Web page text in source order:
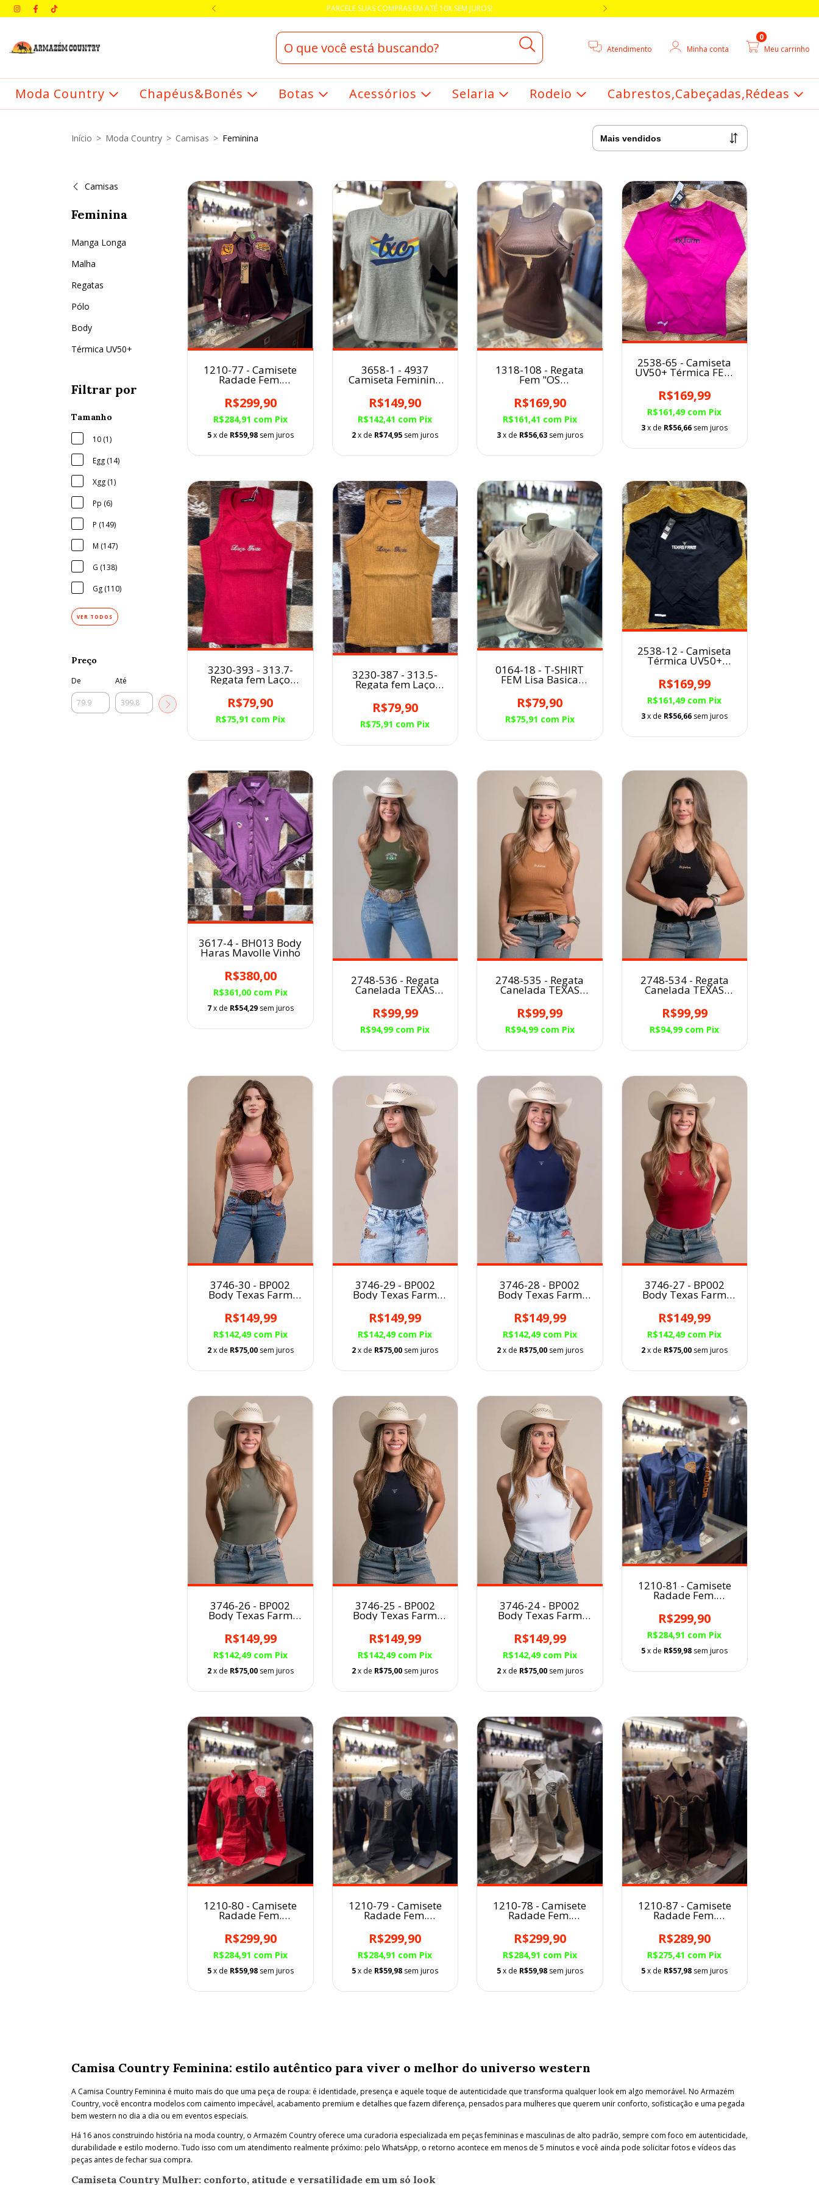
COMPRA: BEMVINDO PARCELE SUAS COMPRAS EM ATÉ 10X SEM JUROS!
Atendimento Minha conta Meu carrinho
0
Moda Country Chapéus&Bonés Botas Acessórios Selaria Rodeio Cabrestos,Cabeçadas,Rédeas
Início > Moda Country > Camisas > Feminina
Camisas
Feminina
Manga Longa
Malha
Regatas
Pólo
Body
Térmica UV50+
Filtrar por
Tamanho
10 (1)
Egg (14)
Xgg (1)
Pp (6)
P (149)
M (147)
G (138)
Gg (110)
VER TODOS
Preço
De Até
1210-77 - Camisete
Radade Fem.
R$299,90
R$284,91 com Pix
5x de R$59,98 sem juros
3658-1 - 4937
Camiseta Feminina
R$149,90
R$142,41 com Pix
2x de R$74,95 sem juros
1318-108 - Regata
Fem "OS
R$169,90
R$161,41 com Pix
3x de R$56,63 sem juros
2538-65 - Camiseta
UV50+ Térmica FEM
PINK/ESCR.PRETA
R$169,99
R$161,49 com Pix
3x de R$56,66 sem juros
3230-393 - 313.7-
Regata fem Laço
Forte canelada
Vermelho
R$79,90
R$75,91 com Pix
3230-387 - 313.5-
Regata fem Laço
Forte canelada
Marron
R$79,90
R$75,91 com Pix
0164-18 - T-SHIRT
FEM Lisa Basica
R$79,90
R$75,91 com Pix
2538-12 - Camiseta
Térmica UV50+
PRETA
R$169,99
R$161,49 com Pix
3x de R$56,66 sem juros
3617-4 - BH013 Body
Haras Mavolle Vinho
R$380,00
R$361,00 com Pix
7x de R$54,29 sem juros
2748-536 - Regata
Canelada TEXAS
R$99,99
R$94,99 com Pix
2748-535 - Regata
Canelada TEXAS
R$99,99
R$94,99 com Pix
2748-534 - Regata
Canelada TEXAS
R$99,99
R$94,99 com Pix
3746-30 - BP002
Body Texas Farm
Poliamida ROSA
NUDE
R$149,99
R$142,49 com Pix
2x de R$75,00 sem juros
3746-29 - BP002
Body Texas Farm
Poliamida CINZA
CHUMBO
R$149,99
R$142,49 com Pix
2x de R$75,00 sem juros
3746-28 - BP002
Body Texas Farm
Poliamida AZUL
MARINHO
R$149,99
R$142,49 com Pix
2x de R$75,00 sem juros
3746-27 - BP002
Body Texas Farm
Poliamida
VERMELHO BORDO
R$149,99
R$142,49 com Pix
2x de R$75,00 sem juros
3746-26 - BP002
Body Texas Farm
Poliamida VERDE
MILITAR
R$149,99
R$142,49 com Pix
2x de R$75,00 sem juros
3746-25 - BP002
Body Texas Farm
Poliamida PRETO
R$149,99
R$142,49 com Pix
2x de R$75,00 sem juros
3746-24 - BP002
Body Texas Farm
Poliamida BRANCO
R$149,99
R$142,49 com Pix
2x de R$75,00 sem juros
1210-81 - Camisete
Radade Fem.
R$299,90
R$284,91 com Pix
5x de R$59,98 sem juros
1210-80 - Camisete
Radade Fem.
R$299,90
R$284,91 com Pix
5x de R$59,98 sem juros
1210-79 - Camisete
Radade Fem.
R$299,90
R$284,91 com Pix
5x de R$59,98 sem juros
1210-78 - Camisete
Radade Fem.
R$299,90
R$284,91 com Pix
5x de R$59,98 sem juros
1210-87 - Camisete
Radade Fem.
R$289,90
R$275,41 com Pix
5x de R$57,98 sem juros
Camisa Country Feminina: estilo autêntico para viver o melhor do universo western
A Camisa Country Feminina é muito mais do que uma peça de roupa: é identidade, presença e aquele toque de autenticidade que transforma qualquer look em algo memorável. No Armazém
Country, você encontra modelos com caimento impecável, acabamento premium e detalhes que fazem diferença, pensados para mulheres que querem unir conforto, sofisticação e uma pegada
bem western no dia a dia ou em eventos especiais.
Há 16 anos construindo história na moda country, o Armazém Country oferece uma curadoria especializada em peças femininas e masculinas de alto padrão, sempre com foco em autenticidade,
durabilidade e estilo moderno. Tudo isso com um atendimento realmente próximo: pelo WhatsApp, o retorno acontece em menos de 5 minutos e você ainda pode solicitar fotos e vídeos das
peças antes de fechar sua compra.
Camiseta Country Mulher: conforto, atitude e versatilidade em um só look